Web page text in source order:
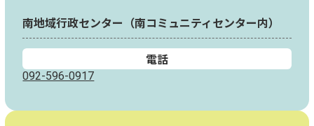
南地域行政センター（南コミュニティセンター内）
電話
092-596-0917